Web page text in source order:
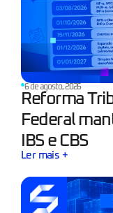
6 de agosto, 2026
Reforma
Federal
IBS e CBS
Ler mais +